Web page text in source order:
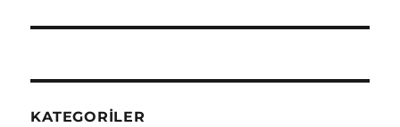
KATEGORILER